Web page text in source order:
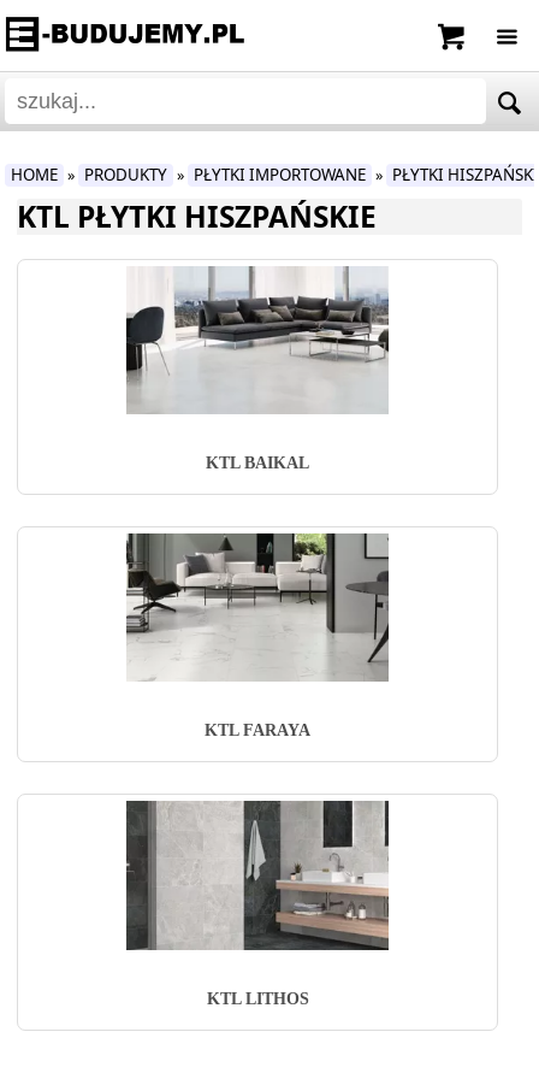
HOME » PRODUKTY » PŁYTKI IMPORTOWANE » PŁYTKI
KTL PŁYTKI HISZPAŃSKIE
KTL BAIKAL
KTL FARAYA
KTL LITHOS